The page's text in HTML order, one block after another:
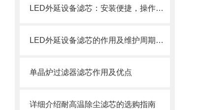
LED外延设备滤芯：安装便捷，操作轻松
LED外延设备滤芯的作用及维护周期科普
单晶炉过滤器滤芯作用及优点
详细介绍耐高温除尘滤芯的选购指南